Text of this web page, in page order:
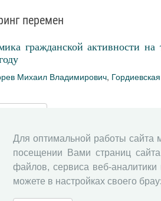
перемен
гражданской активности на
Михаил Владимирович,
Для оптимальной работы сайта
посещении Вами страниц
файлов, сервиса веб-
можете в настройках своего